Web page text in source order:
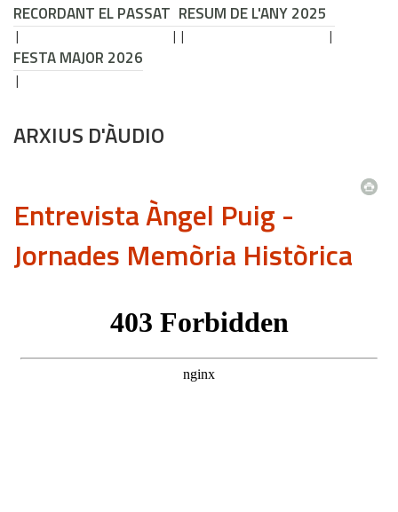
RECORDANT EL PASSAT RESUM DE L'ANY 2025
FESTA MAJOR 2026
ARXIUS D'ÀUDIO
Entrevista Àngel Puig -
Jornades Memòria Històrica